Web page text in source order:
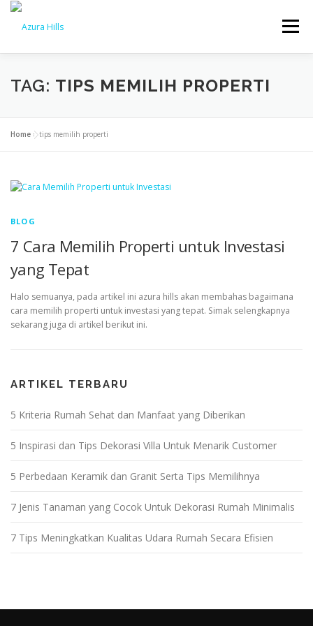
Menu
BERANDA BENEFIT PROGRESS BLOG
KONTAK
TAG: TIPS MEMILIH PROPERTI
Home »tips memilih properti
BLOG
7 Cara Memilih Properti untuk Investasi
yang Tepat
Halo semuanya, pada artikel ini azura hills akan membahas bagaimana
cara memilih properti untuk investasi yang tepat. Simak selengkapnya
sekarang juga di artikel berikut ini.
ARTIKEL TERBARU
5 Kriteria Rumah Sehat dan Manfaat yang Diberikan
5 Inspirasi dan Tips Dekorasi Villa Untuk Menarik Customer
5 Perbedaan Keramik dan Granit Serta Tips Memilihnya
7 Jenis Tanaman yang Cocok Untuk Dekorasi Rumah Minimalis
7 Tips Meningkatkan Kualitas Udara Rumah Secara Efisien